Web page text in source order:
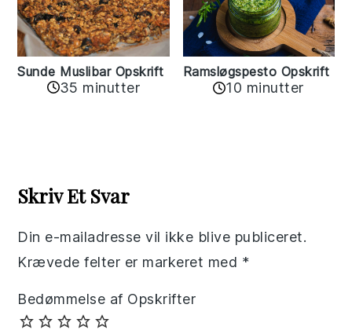
Sunde Muslibar Opskrift
35 minutter
Ramsløgspesto Opskrift
10 minutter
Interactions
Skriv Et Svar
Din e-mailadresse vil ikke blive publiceret.
Krævede felter er markeret med *
Bedømmelse af Opskrifter